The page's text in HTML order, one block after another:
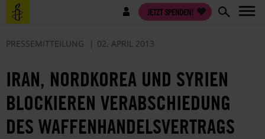
Direkt
zum
Benutzermenü JETZT SPENDEN!
PRESSEMITTEILUNG 02. APRIL 2013
IRAN, NORDKOREA UND SYRIEN
BLOCKIEREN VERABSCHIEDUNG
DES WAFFENHANDELSVERTRAGS